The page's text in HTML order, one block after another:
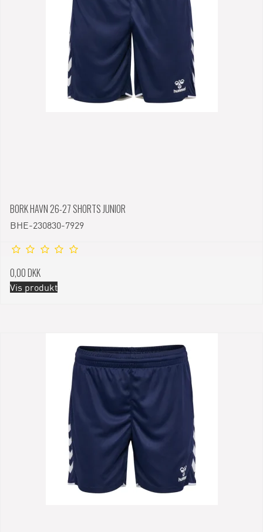
BORK HAVN 26-27 SHORTS JUNIOR
BHE-230830-7929
0,00 DKK
Vis produkt